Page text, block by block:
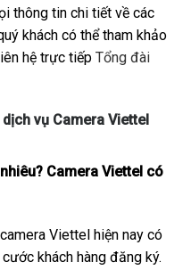
thông tin chi tiết về các
khách có thể tham khảo
hệ trực tiếp Tổng đài
vụ Camera Viettel
Camera Viettel có
Viettel hiện nay có
khách hàng đăng ký.